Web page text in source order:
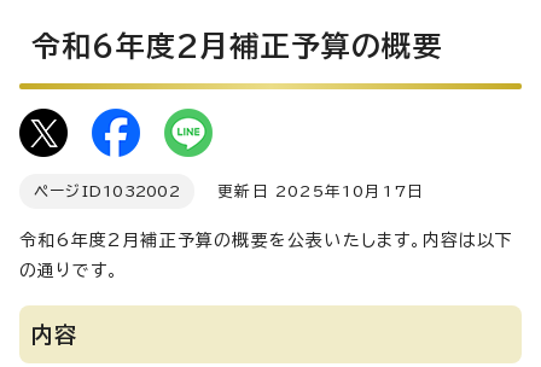
令和6年度2月補正予算の概要
ページID 1032002 更新日 2025年10月17日
令和6年度2月補正予算の概要を公表いたします。内容は以下
の通りです。
内容